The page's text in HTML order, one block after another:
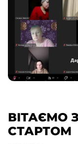
ВІТАЄМО
СТАРТОМ